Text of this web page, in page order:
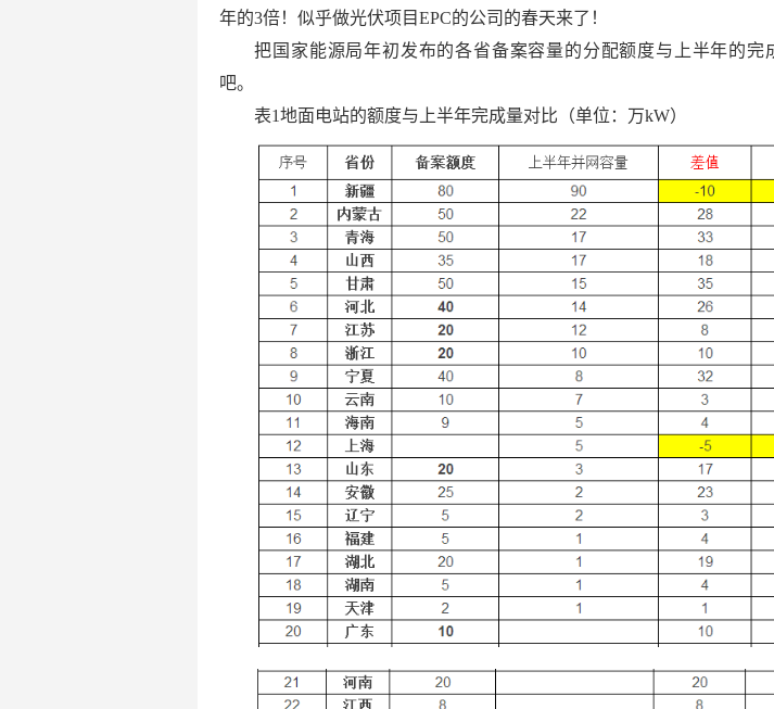
年的3倍！似乎做光伏项目EPC的公司的春天来了！
把国家能源局年初发布的各省备案容量的分配额度与上半年的完
吧。
表1地面电站的额度与上半年完成量对比（单位：万kW）